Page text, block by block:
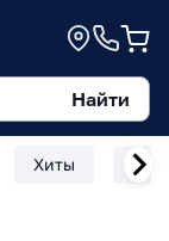
Найти
Хиты